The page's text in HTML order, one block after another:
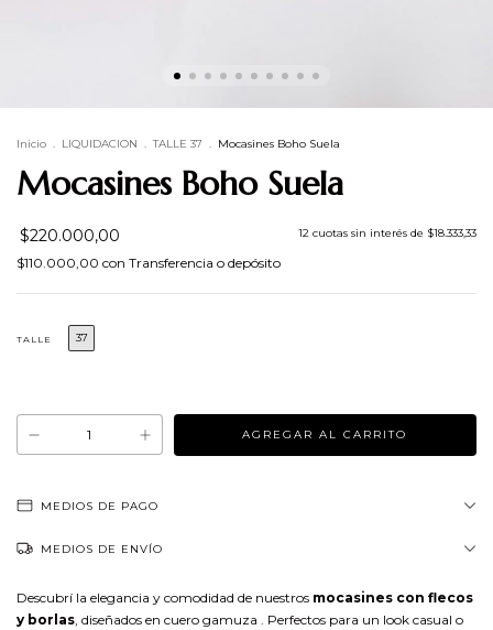
Inicio . LIQUIDACION . TALLE 37 . Mocasines Boho Suela
Mocasines Boho Suela
$220.000,00 12 cuotas sin interés de $18.333,33
$110.000,00 con Transferencia o depósito
TALLE 37
MEDIOS DE PAGO
MEDIOS DE ENVÍO
Descubrí la elegancia y comodidad de nuestros mocasines con flecos
y borlas, diseñados en cuero gamuza . Perfectos para un look casual o